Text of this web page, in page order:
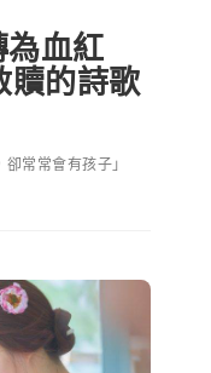
血紅
的詩歌
常常會有孩子」